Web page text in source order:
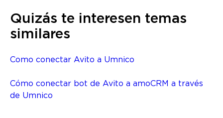
Quizás te interesen temas
similares
Como conectar Avito a Umnico
Cómo conectar bot de Avito a amoCRM a través
de Umnico